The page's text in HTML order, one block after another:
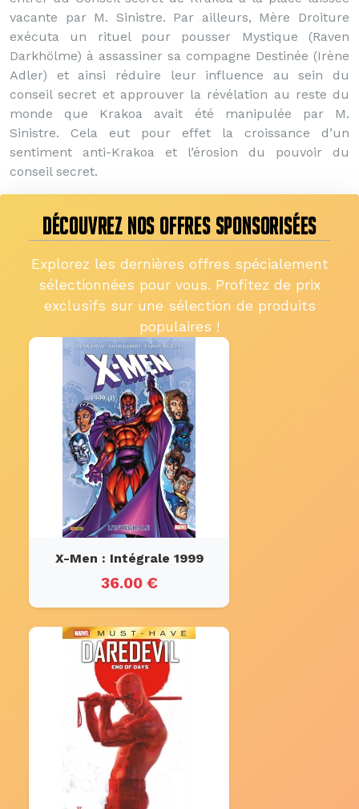
vacante par M. Sinistre. Par ailleurs, Mère Droiture
exécuta un rituel pour pousser Mystique (Raven
Darkhölme) à assassiner sa compagne Destinée (Irène
Adler) et ainsi réduire leur influence au sein du
conseil secret et approuver la révélation au reste du
monde que Krakoa avait été manipulée par M.
Sinistre. Cela eut pour effet la croissance d’un
sentiment anti-Krakoa et l’érosion du pouvoir du
conseil secret.
DÉCOUVREZ NOS OFFRES SPONSORISÉES
Explorez les dernières offres spécialement
sélectionnées pour vous. Profitez de prix
exclusifs sur une sélection de produits
populaires !
X-Men : Intégrale 1999
36.00 €